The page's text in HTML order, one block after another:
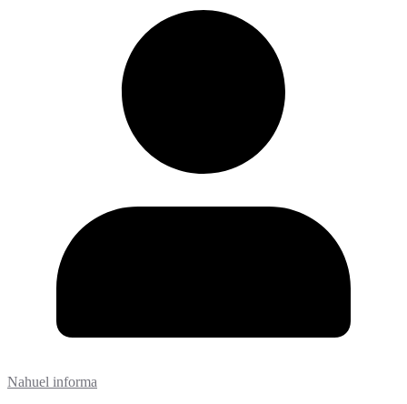
Nahuel informa